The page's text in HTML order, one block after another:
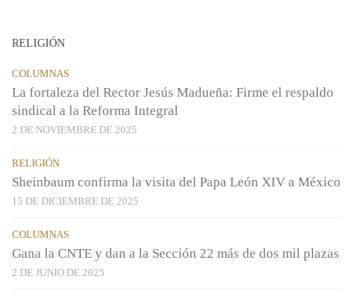
RELIGIÓN
COLUMNAS
La fortaleza del Rector Jesús Madueña: Firme el respaldo
sindical a la Reforma Integral
2 DE NOVIEMBRE DE 2025
RELIGIÓN
Sheinbaum confirma la visita del Papa León XIV a México
15 DE DICIEMBRE DE 2025
COLUMNAS
Gana la CNTE y dan a la Sección 22 más de dos mil plazas
2 DE JUNIO DE 2025